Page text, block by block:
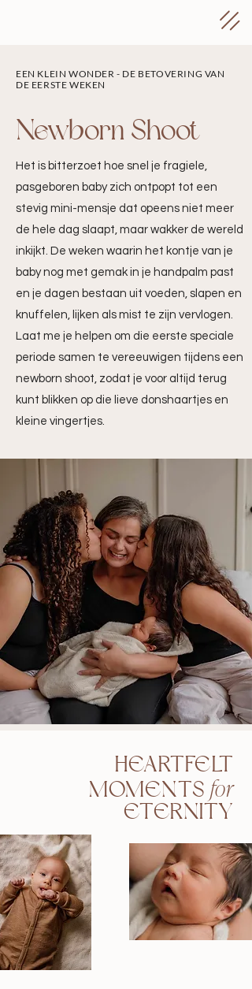
EEN KLEIN WONDER - DE BETOVERING VAN
DE EERSTE WEKEN
Newborn Shoot
Het is bitterzoet hoe snel je fragiele,
pasgeboren baby zich ontpopt tot een
stevig mini-mensje dat opeens niet meer
de hele dag slaapt, maar wakker de wereld
inkijkt. De weken waarin het kontje van je
baby nog met gemak in je handpalm past
en je dagen bestaan uit voeden, slapen en
knuffelen, lijken als mist te zijn vervlogen.
Laat me je helpen om die eerste speciale
periode samen te vereeuwigen tijdens een
newborn shoot, zodat je voor altijd terug
kunt blikken op die lieve donshaartjes en
kleine vingertjes.
HEARTFELT
MOMENTSfor
ETERNITY